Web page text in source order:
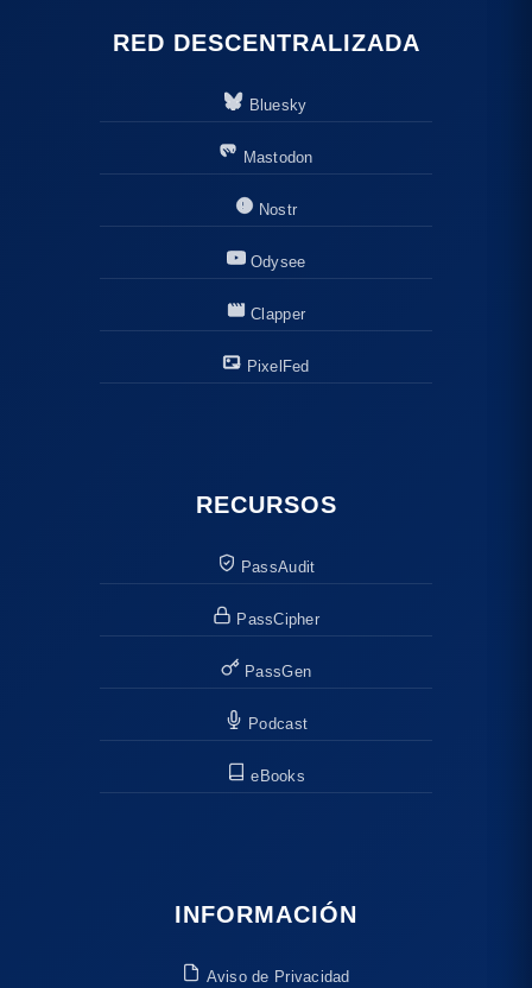
RED DESCENTRALIZADA
Bluesky
Mastodon
Nostr
Odysee
Clapper
PixelFed
RECURSOS
PassAudit
PassCipher
PassGen
Podcast
eBooks
INFORMACIÓN
Aviso de Privacidad